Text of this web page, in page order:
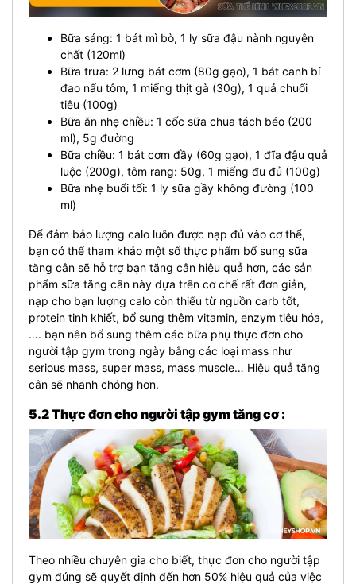
Bữa sáng: 1 bát mì bò, 1 ly sữa đậu nành nguyên
chất (120ml)
Bữa trưa: 2 lưng bát cơm (80g gạo), 1 bát canh bí
đao nấu tôm, 1 miếng thịt gà (30g), 1 quả chuối
tiêu (100g)
Bữa ăn nhẹ chiều: 1 cốc sữa chua tách béo (200
ml), 5g đường
Bữa chiều: 1 bát cơm đầy (60g gạo), 1 đĩa đậu quả
luộc (200g), tôm rang: 50g, 1 miếng đu đủ (100g)
Bữa nhẹ buổi tối: 1 ly sữa gầy không đường (100
ml)
Để đảm bảo lượng calo luôn được nạp đủ vào cơ thể,
bạn có thể tham khảo một số thực phẩm bổ sung sữa
tăng cân sẽ hỗ trợ bạn tăng cân hiệu quả hơn, các sản
phẩm sữa tăng cân này dựa trên cơ chế rất đơn giản,
nạp cho bạn lượng calo còn thiếu từ nguồn carb tốt,
protein tinh khiết, bổ sung thêm vitamin, enzym tiêu hóa,
…. bạn nên bổ sung thêm các bữa phụ thực đơn cho
người tập gym trong ngày bằng các loại mass như
serious mass, super mass, mass muscle… Hiệu quả tăng
cân sẽ nhanh chóng hơn.
5.2 Thực đơn cho người tập gym tăng cơ :
Theo nhiều chuyên gia cho biết, thực đơn cho người tập
gym đúng sẽ quyết định đến hơn 50% hiệu quả của việc